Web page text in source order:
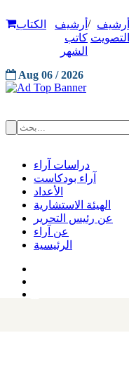
أرشيف
التصويت
/ أرشيف
كاتب
الشهر
الكتاب
Aug 06 / 2026
دراسات آراء
آراء بودكاست
الأعداد
الهيئة الاستشارية
عن رئيس التحرير
عن آراء
الرئيسية